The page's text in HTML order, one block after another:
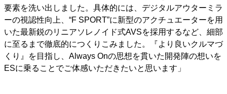
要素を洗い出しました。具体的には、デジタルアウターミラ
ーの視認性向上、“F SPORT”に新型のアクチュエーターを用
いた最新鋭のリニアソレノイド式AVSを採用するなど、細部
に至るまで徹底的につくりこみました。『より良いクルマづ
くり』を目指し、Always Onの思想を貫いた開発陣の想いを
ESに乗ることでご体感いただきたいと思います」